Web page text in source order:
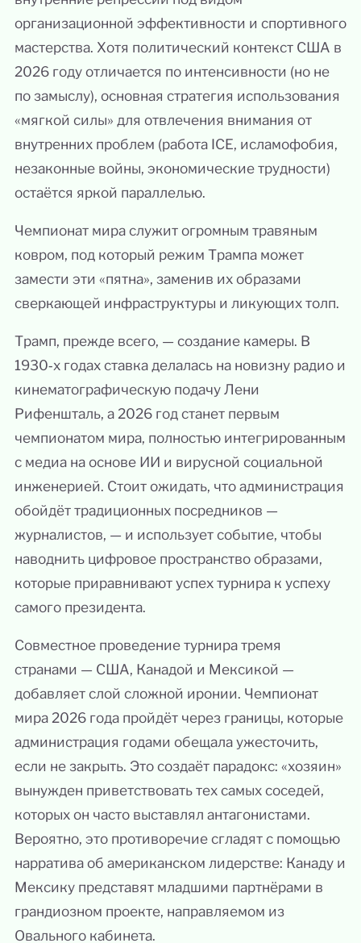
организационной эффективности и спортивного
мастерства. Хотя политический контекст США в
2026 году отличается по интенсивности (но не
по замыслу), основная стратегия использования
«мягкой силы» для отвлечения внимания от
внутренних проблем (работа ICE, исламофобия,
незаконные войны, экономические трудности)
остаётся яркой параллелью.
Чемпионат мира служит огромным травяным
ковром, под который режим Трампа может
замести эти «пятна», заменив их образами
сверкающей инфраструктуры и ликующих толп.
Трамп, прежде всего, — создание камеры. В
1930‑х годах ставка делалась на новизну радио и
кинематографическую подачу Лени
Рифеншталь, а 2026 год станет первым
чемпионатом мира, полностью интегрированным
с медиа на основе ИИ и вирусной социальной
инженерией. Стоит ожидать, что администрация
обойдёт традиционных посредников —
журналистов, — и использует событие, чтобы
наводнить цифровое пространство образами,
которые приравнивают успех турнира к успеху
самого президента.
Совместное проведение турнира тремя
странами — США, Канадой и Мексикой —
добавляет слой сложной иронии. Чемпионат
мира 2026 года пройдёт через границы, которые
администрация годами обещала ужесточить,
если не закрыть. Это создаёт парадокс: «хозяин»
вынужден приветствовать тех самых соседей,
которых он часто выставлял антагонистами.
Вероятно, это противоречие сгладят с помощью
нарратива об американском лидерстве: Канаду и
Мексику представят младшими партнёрами в
грандиозном проекте, направляемом из
Овального кабинета.